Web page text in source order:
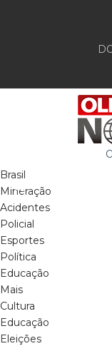
Brasil
Mineração
Acidentes
Policial
Esportes
Política
Educação
Mais
Cultura
Educação
Eleições